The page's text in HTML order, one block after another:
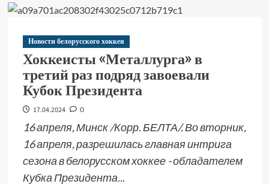
Новости белорусского хоккея
Хоккеисты «Металлурга» в
третий раз подряд завоевали
Кубок Президента
17.04.2024 0
16 апреля, Минск /Корр. БЕЛТА/. Во вторник,
16 апреля, разрешилась главная интрига
сезона в белорусском хоккее - обладателем
Кубка Президента...